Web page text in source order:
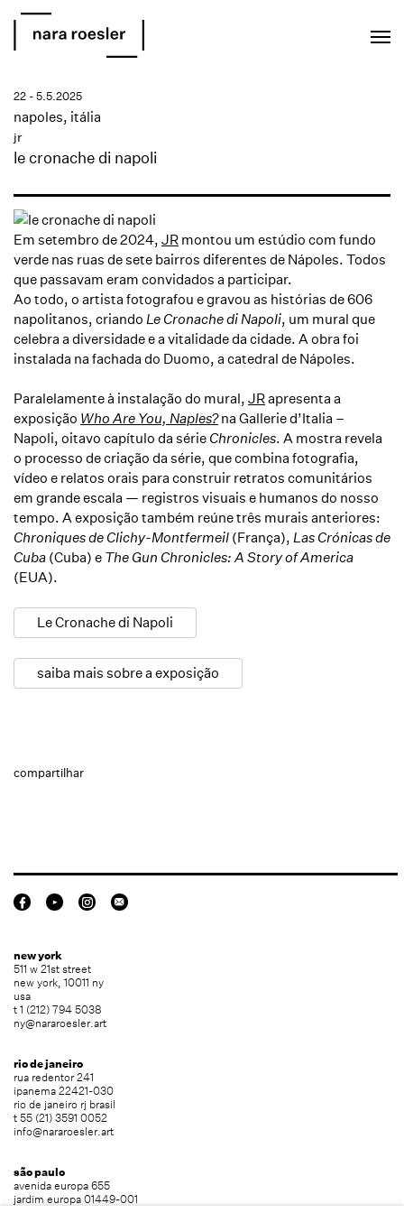
le cronache di napoli
jr
napoles, itália
22 - 5.5.2025
Em setembro de 2024, JR montou um estúdio com fundo
verde nas ruas de sete bairros diferentes de Nápoles. Todos
que passavam eram convidados a participar.
Ao todo, o artista fotografou e gravou as histórias de 606
napolitanos, criando Le Cronache di Napoli, um mural que
celebra a diversidade e a vitalidade da cidade. A obra foi
instalada na fachada do Duomo, a catedral de Nápoles.
Paralelamente à instalação do mural, JRapresenta a
exposição Who Are You, Naples?na Gallerie d’Italia –
Napoli, oitavo capítulo da série Chronicles. A mostra revela
o processo de criação da série, que combina fotografia,
vídeo e relatos orais para construir retratos comunitários
em grande escala — registros visuais e humanos do nosso
tempo. A exposição também reúne três murais anteriores:
Chroniques de Clichy-Montfermeil (França), Las Crónicas de
Cuba (Cuba) e The Gun Chronicles: A Story of America
(EUA).
Le Cronache di Napoli
saiba mais sobre a exposição
compartilhar
new york
511 w 21st street
new york, 10011 ny
usa
t 1 (212) 794 5038
ny@nararoesler.art
rio de janeiro
rua redentor 241
ipanema 22421-030
rio de janeiro rj brasil
t 55 (21) 3591 0052
info@nararoesler.art
são paulo
avenida europa 655
jardim europa 01449-001